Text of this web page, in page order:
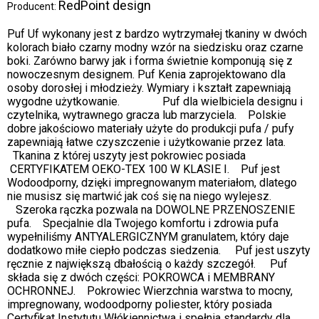
Producent: RedPoint design
Puf Uf wykonany jest z bardzo wytrzymałej tkaniny w dwóch
kolorach biało czarny modny wzór na siedzisku oraz czarne
boki. Zarówno barwy jak i forma świetnie komponują się z
nowoczesnym designem. Puf Kenia zaprojektowano dla
osoby dorosłej i młodzieży. Wymiary i kształt zapewniają
wygodne użytkowanie. Puf dla wielbiciela designu i
czytelnika, wytrawnego gracza lub marzyciela. Polskie
dobre jakościowo materiały użyte do produkcji pufa / pufy
zapewniają łatwe czyszczenie i użytkowanie przez lata.
Tkanina z której uszyty jest pokrowiec posiada
CERTYFIKATEM OEKO-TEX 100 W KLASIE I. Puf jest
Wodoodporny, dzięki impregnowanym materiałom, dlatego
nie musisz się martwić jak coś się na niego wylejesz.
Szeroka rączka pozwala na DOWOLNE PRZENOSZENIE
pufa. Specjalnie dla Twojego komfortu i zdrowia pufa
wypełniliśmy ANTYALERGICZNYM granulatem, który daje
dodatkowo miłe ciepło podczas siedzenia. Puf jest uszyty
ręcznie z największą dbałością o każdy szczegół. Puf
składa się z dwóch części: POKROWCA i MEMBRANY
OCHRONNEJ. Pokrowiec Wierzchnia warstwa to mocny,
impregnowany, wodoodporny poliester, który posiada